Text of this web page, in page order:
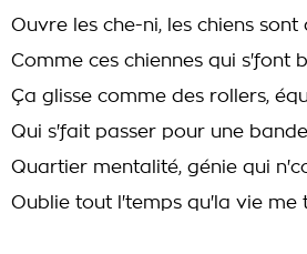
Ouvre les che-ni, les chiens sont
Comme ces chiennes qui s'font
Ça glisse comme des rollers,
Qui s'fait passer pour une
Quartier mentalité, génie qui
Oublie tout l'temps qu'la vie me